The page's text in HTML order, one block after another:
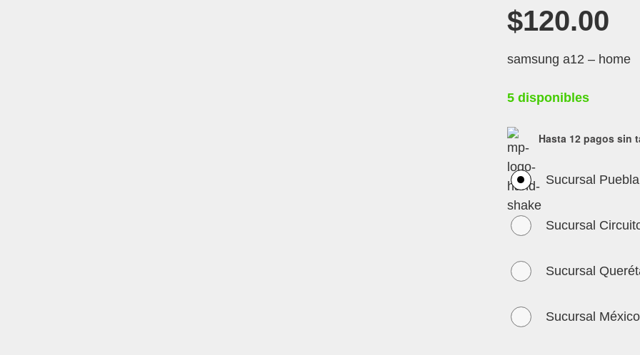
$120.00
samsung a12 – home
5 disponibles
Hasta 12 pagos sin
Sucursal Puebla
Sucursal
Sucursal
Sucursal México